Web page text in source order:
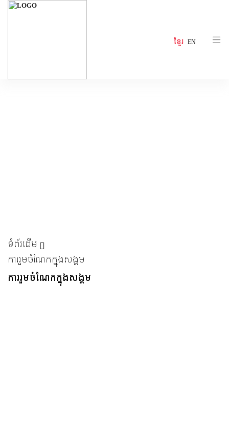
ខ្មែរ EN
ទំព័រដើម
ការរួមចំណែកក្នុងសង្គម
ការរួមចំណែកក្នុងសង្គម